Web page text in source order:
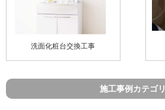
洗面化粧台交換工事
施工事例カテゴリ